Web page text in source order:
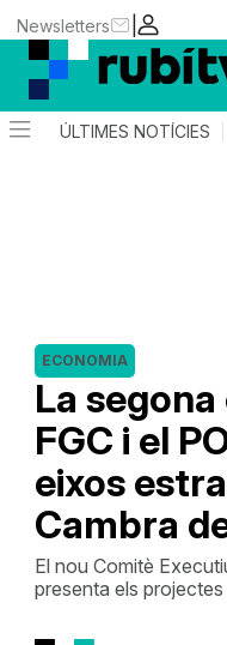
|
Newsletters
ÚLTIMES NOTÍCIES
La
FGC i el
eixos
Cambra
ECONOMIA
El nou Comitè
presenta els